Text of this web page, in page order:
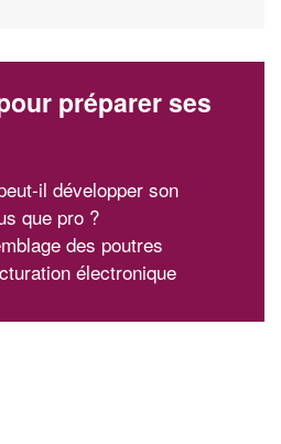
préparer ses
il développer son
que pro ?
des poutres
électronique